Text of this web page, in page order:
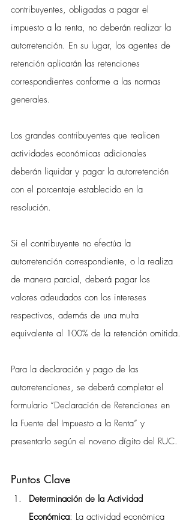
contribuyentes, obligadas a pagar el
impuesto a la renta, no deberán realizar la
autorretención. En su lugar, los agentes de
retención aplicarán las retenciones
correspondientes conforme a las normas
generales.
Los grandes contribuyentes que realicen
actividades económicas adicionales
deberán liquidar y pagar la autorretención
con el porcentaje establecido en la
resolución.
Si el contribuyente no efectúa la
autorretención correspondiente, o la realiza
de manera parcial, deberá pagar los
valores adeudados con los intereses
respectivos, además de una multa
equivalente al 100% de la retención omitida.
Para la declaración y pago de las
autorretenciones, se deberá completar el
formulario “Declaración de Retenciones en
la Fuente del Impuesto a la Renta” y
presentarlo según el noveno dígito del RUC.
Puntos Clave
Determinación de la Actividad
Económica: La actividad económica